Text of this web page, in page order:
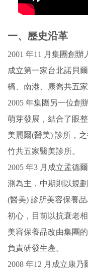
一、歷史沿革
2001 年11 月集團創
成立第一家台北諾貝
橋、南港、康喬共五家
2005 年集團另一位創
萌芽發展，結合了眼
美麗爾(醫美) 診所，
竹共五家醫美診所。
2005 年3 月成立孟德
測為主，中期則以規
(醫美) 診所美容保養
初心，目前以抗衰老
美容保養品改由集團
負責研發生產。
2008 年12 月成立康